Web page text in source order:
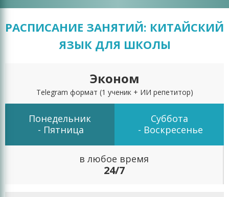
РАСПИСАНИЕ ЗАНЯТИЙ: КИТАЙСКИЙ
ЯЗЫК ДЛЯ ШКОЛЫ
Эконом
Telegram формат (1 ученик + ИИ репетитор)
Понедельник
- Пятница
Суббота
- Воскресенье
в любое время
24/7